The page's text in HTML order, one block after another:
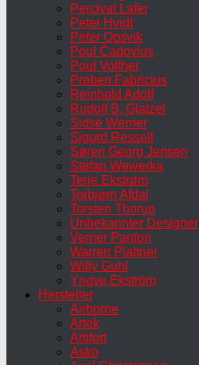
Percival Lafer
Peter Hvidt
Peter Opsvik
Poul Cadovius
Poul Volther
Preben Fabricius
Reinhold Adolf
Rudolf B. Glatzel
Sidse Werner
Sigurd Ressell
Søren Georg Jensen
Stefan Wewerka
Terje Ekstrøm
Torbjørn Afdal
Torsten Thorup
Unbekannter Designer
Verner Panton
Warren Plattner
Willy Guhl
Yngve Ekström
Hersteller
Airborne
Artek
Artifort
Asko